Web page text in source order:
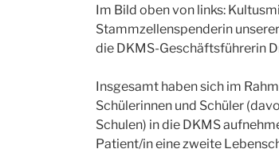
Im Bild oben von links:
Stammzellenspenderin
die DKMS-Geschäftsführerin
Insgesamt haben sich im
Schülerinnen und Schüler
Schulen) in die DKMS
Patient/in eine zweite